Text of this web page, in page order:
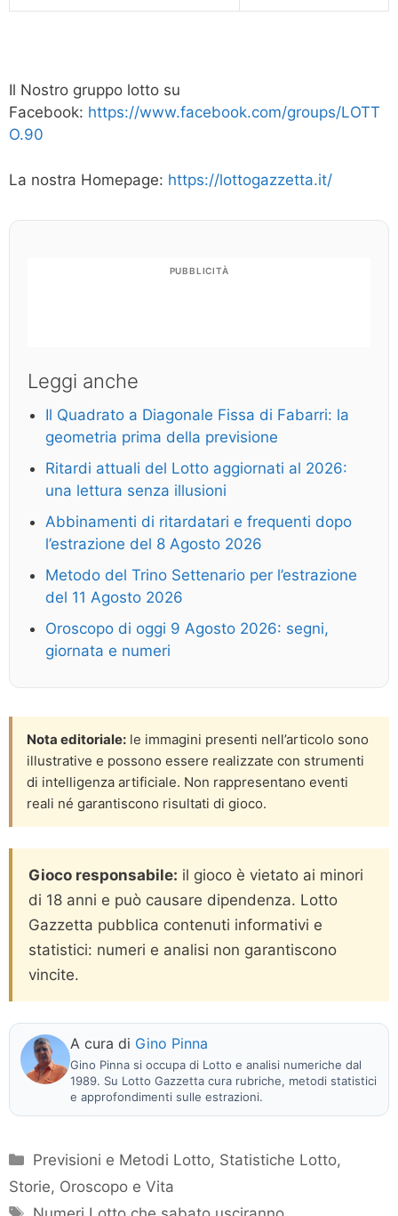
Il Nostro gruppo lotto su
Facebook: https://www.facebook.com/groups/LOTT
O.90
La nostra Homepage: https://lottogazzetta.it/
PUBBLICITÀ
Leggi anche
Il Quadrato a Diagonale Fissa di Fabarri: la
geometria prima della previsione
Ritardi attuali del Lotto aggiornati al 2026:
una lettura senza illusioni
Abbinamenti di ritardatari e frequenti dopo
l’estrazione del 8 Agosto 2026
Metodo del Trino Settenario per l’estrazione
del 11 Agosto 2026
Oroscopo di oggi 9 Agosto 2026: segni,
giornata e numeri
Nota editoriale: le immagini presenti nell’articolo sono
illustrative e possono essere realizzate con strumenti
di intelligenza artificiale. Non rappresentano eventi
reali né garantiscono risultati di gioco.
Gioco responsabile: il gioco è vietato ai minori
di 18 anni e può causare dipendenza. Lotto
Gazzetta pubblica contenuti informativi e
statistici: numeri e analisi non garantiscono
vincite.
A cura di Gino Pinna
Gino Pinna si occupa di Lotto e analisi numeriche dal
1989. Su Lotto Gazzetta cura rubriche, metodi statistici
e approfondimenti sulle estrazioni.
Categorie
Previsioni e Metodi Lotto, Statistiche Lotto,
Storie, Oroscopo e Vita
Tag